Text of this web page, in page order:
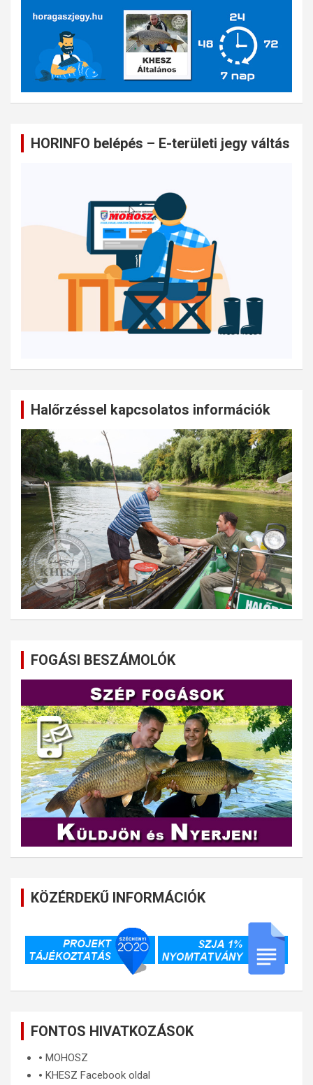
HORINFO belépés – E-területi jegy váltás
Halőrzéssel kapcsolatos információk
FOGÁSI BESZÁMOLÓK
KÖZÉRDEKŰ INFORMÁCIÓK
FONTOS HIVATKOZÁSOK
🞄 MOHOSZ
🞄 KHESZ Facebook oldal